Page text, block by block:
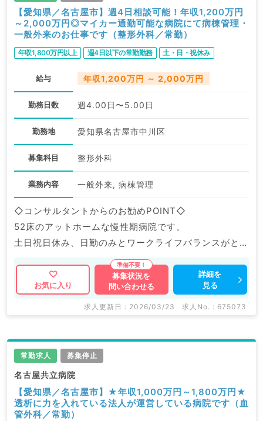
【愛知県／名古屋市】週4日相談可能！年収1,200万円
～2,000万円◎マイカー通勤可能な病院にて病棟管理・
一般外来のお仕事です（整形外科／常勤）
年収1,800万円以上 週4日以下の常勤勤務 土・日・祝休み
給与 年収1,200万円 ～ 2,000万円
勤務日数 週4.00日〜5.00日
勤務地 愛知県名古屋市中川区
募集科目 整形外科
業務内容 一般外来, 病棟管理
◇コンサルタントからのお勧めPOINT◇
52床のアットホームな慢性期病院です。
土日祝日休み、日勤のみとワークライフバランスがとり
マイナビDOCTORでは病院やクリニックなどの医療機
関求人はもちろんのこと、
ます。
求人内容の詳細等はお気軽にお問合せ下さい。
お気に入り
募集状況を
問い合わせる
詳細を
見る
求人更新日 : 2026/03/23 求人No. : 675073
常勤求人 募集停止
名古屋共立病院
【愛知県／名古屋市】★年収1,000万円～1,800万円★
透析に力を入れている法人が運営している病院です（血
管外科／常勤）